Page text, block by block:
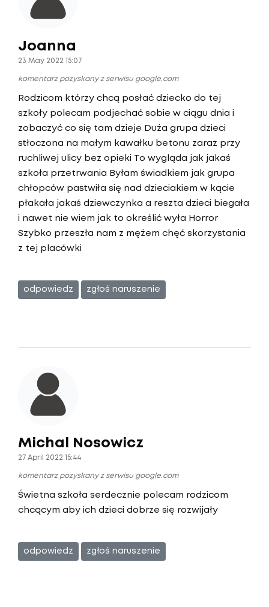
Joanna
23 May 2022 15:07
komentarz pozyskany z serwisu google.com
Rodzicom którzy chcą posłać dziecko do tej
szkoły polecam podjechać sobie w ciągu dnia i
zobaczyć co się tam dzieje Duża grupa dzieci
stłoczona na małym kawałku betonu zaraz przy
ruchliwej ulicy bez opieki To wygląda jak jakaś
szkoła przetrwania Byłam świadkiem jak grupa
chłopców pastwiła się nad dzieciakiem w kącie
płakała jakaś dziewczynka a reszta dzieci biegała
i nawet nie wiem jak to określić wyła Horror
Szybko przeszła nam z mężem chęć skorzystania
z tej placówki
odpowiedz zgłoś naruszenie
Michal Nosowicz
27 April 2022 15:44
komentarz pozyskany z serwisu google.com
Świetna szkoła serdecznie polecam rodzicom
chcącym aby ich dzieci dobrze się rozwijały
odpowiedz zgłoś naruszenie